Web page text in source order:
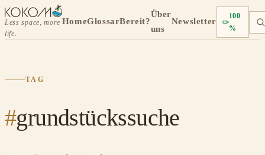
Less space, more
life.
HomeGlossarBereit?
Über
uns
Newsletter
100
%
TAG
#grundstückssuche